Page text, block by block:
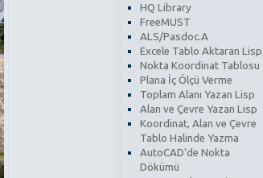
HQ Library
FreeMUST
ALS/Pasdoc.A
Excele Tablo Aktaran Lisp
Nokta Koordinat Tablosu
Plana İç Ölçü Verme
Toplam Alanı Yazan Lisp
Alan ve Çevre Yazan Lisp
Koordinat, Alan ve Çevre
Tablo Halinde Yazma
AutoCAD'de Nokta
Dökümü